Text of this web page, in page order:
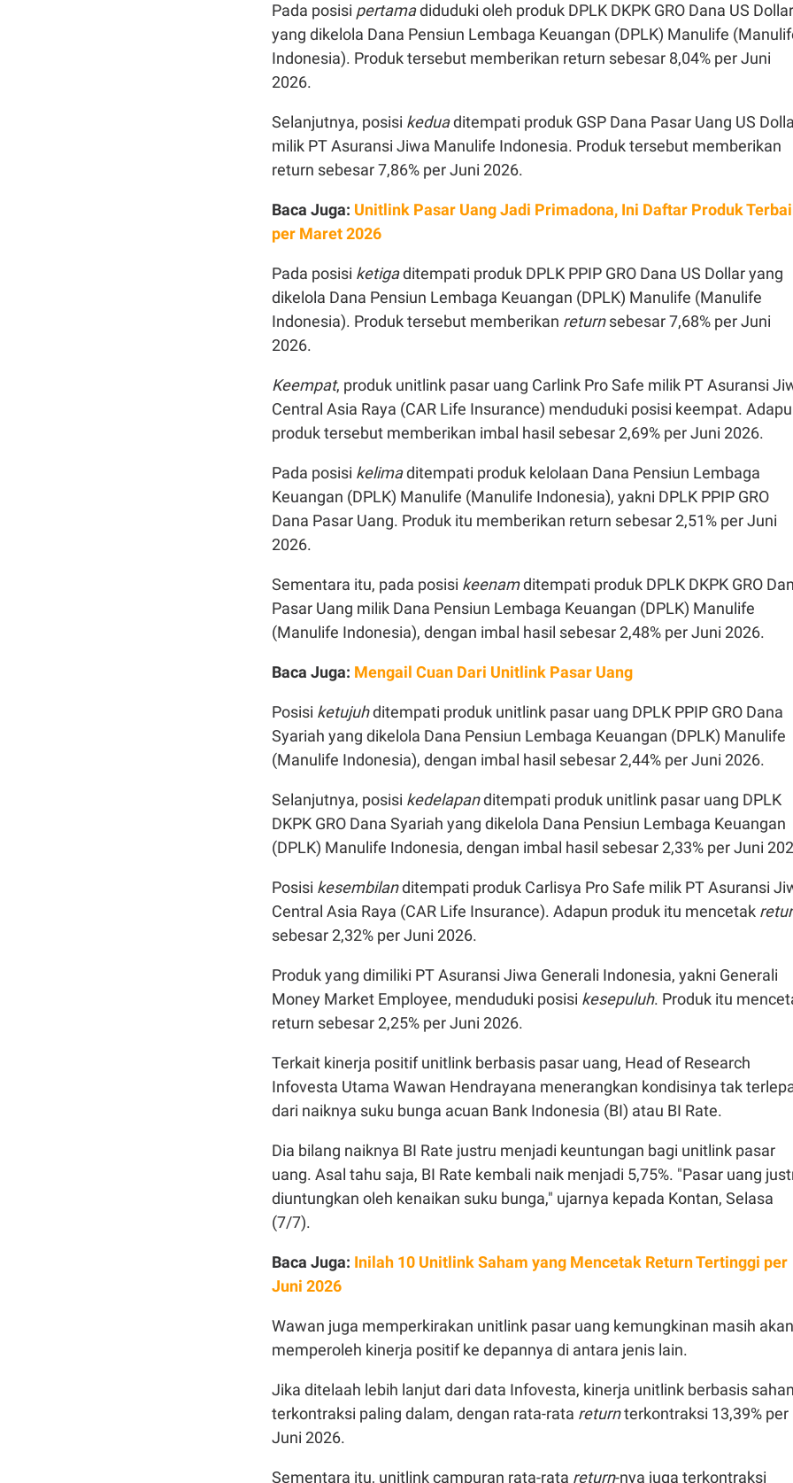
Pada posisi pertamadiduduki oleh produk DPLK DKPK GRO Dana US Dollar
yang dikelola Dana Pensiun Lembaga Keuangan (DPLK) Manulife
Indonesia). Produk tersebut memberikan return sebesar 8,04% per Juni
2026.
Selanjutnya, posisi keduaditempati produk GSP Dana Pasar Uang US
milik PT Asuransi Jiwa Manulife Indonesia. Produk tersebut memberikan
return sebesar 7,86% per Juni 2026.
Baca Juga: Unitlink Pasar Uang Jadi Primadona, Ini Daftar Produk
per Maret 2026
Pada posisi ketigaditempati produk DPLK PPIP GRO Dana US Dollar yang
dikelola Dana Pensiun Lembaga Keuangan (DPLK) Manulife (Manulife
Indonesia). Produk tersebut memberikan returnsebesar 7,68% per Juni
2026.
Keempat, produk unitlink pasar uang Carlink Pro Safe milik PT Asuransi
Central Asia Raya (CAR Life Insurance) menduduki posisi keempat.
produk tersebut memberikan imbal hasil sebesar 2,69% per Juni 2026.
Pada posisi kelimaditempati produk kelolaan Dana Pensiun Lembaga
Keuangan (DPLK) Manulife (Manulife Indonesia), yakni DPLK PPIP GRO
Dana Pasar Uang. Produk itu memberikan return sebesar 2,51% per Juni
2026.
Sementara itu, pada posisi keenamditempati produk DPLK DKPK GRO
Pasar Uang milik Dana Pensiun Lembaga Keuangan (DPLK) Manulife
(Manulife Indonesia), dengan imbal hasil sebesar 2,48% per Juni 2026.
Baca Juga: Mengail Cuan Dari Unitlink Pasar Uang
Posisi ketujuhditempati produk unitlink pasar uang DPLK PPIP GRO Dana
Syariah yang dikelola Dana Pensiun Lembaga Keuangan (DPLK) Manulife
(Manulife Indonesia), dengan imbal hasil sebesar 2,44% per Juni 2026.
Selanjutnya, posisi kedelapanditempati produk unitlink pasar uang DPLK
DKPK GRO Dana Syariah yang dikelola Dana Pensiun Lembaga Keuangan
(DPLK) Manulife Indonesia, dengan imbal hasil sebesar 2,33% per Juni
Posisi kesembilanditempati produk Carlisya Pro Safe milik PT Asuransi
Central Asia Raya (CAR Life Insurance). Adapun produk itu mencetak
sebesar 2,32% per Juni 2026.
Produk yang dimiliki PT Asuransi Jiwa Generali Indonesia, yakni Generali
Money Market Employee, menduduki posisi kesepuluh. Produk itu
return sebesar 2,25% per Juni 2026.
Terkait kinerja positif unitlink berbasis pasar uang, Head of Research
Infovesta Utama Wawan Hendrayana menerangkan kondisinya tak
dari naiknya suku bunga acuan Bank Indonesia (BI) atau BI Rate.
Dia bilang naiknya BI Rate justru menjadi keuntungan bagi unitlink pasar
uang. Asal tahu saja, BI Rate kembali naik menjadi 5,75%. "Pasar uang
diuntungkan oleh kenaikan suku bunga," ujarnya kepada Kontan, Selasa
(7/7).
Baca Juga: Inilah 10 Unitlink Saham yang Mencetak Return Tertinggi per
Juni 2026
Wawan juga memperkirakan unitlink pasar uang kemungkinan masih akan
memperoleh kinerja positif ke depannya di antara jenis lain.
Jika ditelaah lebih lanjut dari data Infovesta, kinerja unitlink berbasis
terkontraksi paling dalam, dengan rata-rata returnterkontraksi 13,39% per
Juni 2026.
Sementara itu, unitlink campuran rata-rata return-nya juga terkontraksi